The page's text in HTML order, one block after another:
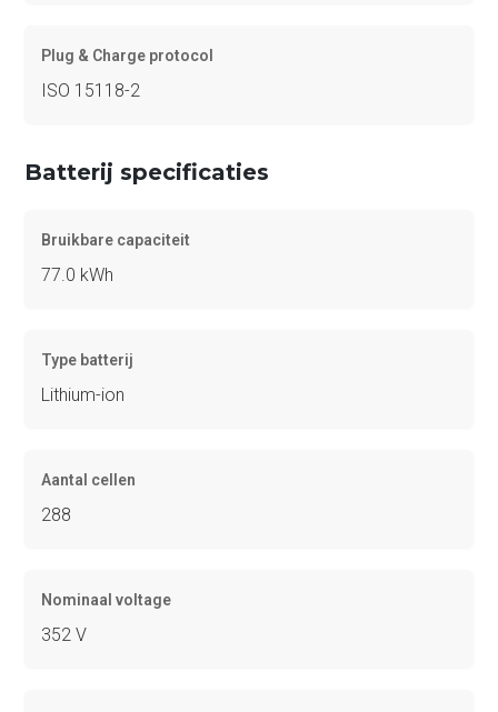
Plug & Charge protocol
ISO 15118-2
Batterij specificaties
Bruikbare capaciteit
77.0 kWh
Type batterij
Lithium-ion
Aantal cellen
288
Nominaal voltage
352 V